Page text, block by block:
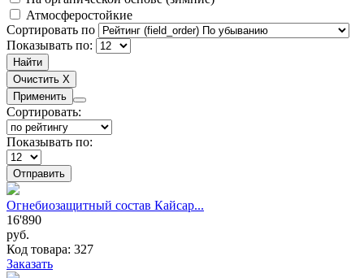
Атмосферостойкие
Сортировать по
Показывать по:
Применить
Сортировать:
Показывать по:
Отправить
Огнебиозащитный состав Кайсар...
16'890
руб.
Код товара: 327
Заказать